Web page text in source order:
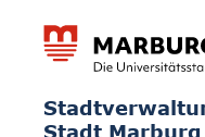
Stadt Marburg